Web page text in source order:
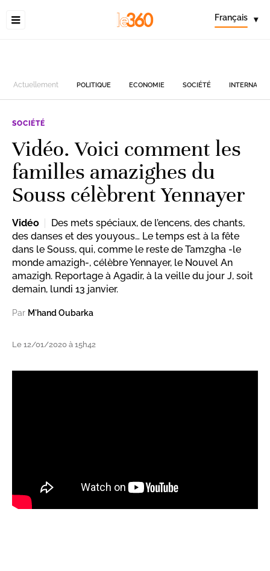
Français ▾
Actuellement POLITIQUE ECONOMIE SOCIÉTÉ
SOCIÉTÉ
Vidéo. Voici comment les
familles amazighes du
Souss célèbrent Yennayer
Vidéo
Des mets spéciaux, de l’encens, des chants,
des danses et des youyous… Le temps est à la fête
dans le Souss, qui, comme le reste de Tamzgha -le
monde amazigh-, célèbre Yennayer, le Nouvel An
amazigh. Reportage à Agadir, à la veille du jour J, soit
demain, lundi 13 janvier.
Par M'hand Oubarka
Le 12/01/2020 à 15h42